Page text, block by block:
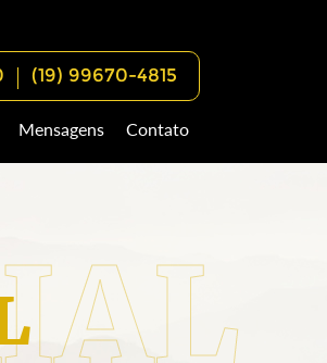
(19) 99670-4815
Mensagens Contato